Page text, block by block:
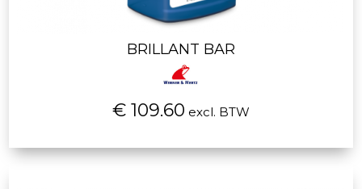
BRILLANT BAR
€ 109.60 excl. BTW